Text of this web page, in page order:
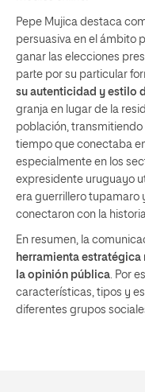
Pepe Mujica destaca
persuasiva en el ámbito
ganar las elecciones
parte por su particular
su autenticidad y estilo
granja en lugar de la
población,
tiempo que conectaba
especialmente en los
expresidente uruguayo
era guerrillero tupamaro
conectaron con la
En resumen, la
herramienta
la opinión pública . Por
características, tipos y
diferentes grupos